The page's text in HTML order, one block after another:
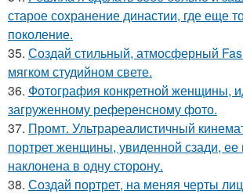
старое сохранение династии, где еще
поколение.
35. Создай стильный, атмосферный
мягком студийном свете.
36. Фотография конкретной женщины,
загруженному референсному фото.
37. Промт. Ультрареалистичный
портрет женщины, увиденной сзади, ее
наклонена в одну сторону.
38. Создай портрет, на меняя черты